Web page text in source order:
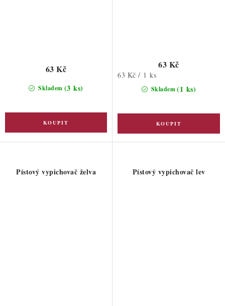
Skladem (3 ks)
63 Kč
Skladem(1 ks)
63 Kč
Měrná
63 Kč / 1 ks
Pístový vypichovač želva Pístový vypichovač lev